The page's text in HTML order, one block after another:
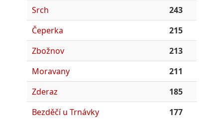
Srch
243
Čeperka
215
Zbožnov
213
Moravany
211
Zderaz
185
Bezděčí u Trnávky
177